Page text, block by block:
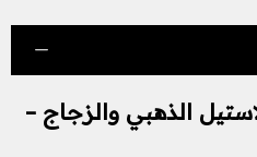
الذهبي والزجاج –